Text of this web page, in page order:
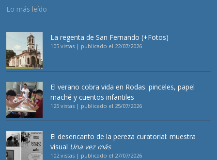
Lo más leído
La regenta de San Fernando (+Fotos)
105 vistas | publicado el 22/07/2026
El verano cobra vida en Rodas: pinceles, papel
maché y cuentos infantiles
125 vistas | publicado el 25/07/2026
El desencanto de la pereza curatorial: muestra
visual Una vez más
102 vistas | publicado el 27/07/2026